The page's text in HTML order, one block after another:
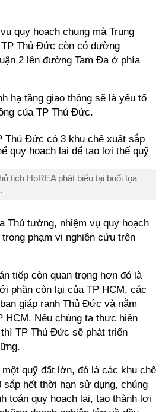
quy hoạch chung mà Trung
Thủ Đức còn có đường
2 lên đường Tam Đa ở phía
hạ tầng giao thông sẽ là yếu tố
của TP Thủ Đức.
tịch HoREA phát biểu tại buổi tọa
Thủ tướng, nhiệm vụ quy hoạch
phạm vi nghiên cứu trên
tiếp còn quan trọng hơn đó là
phần còn lại của TP HCM, các
giáp ranh Thủ Đức và nằm
HCM. Nếu chúng ta thực hiện
TP Thủ Đức sẽ phát triển
quỹ đất lớn, đó là các khu chế
sắp hết thời hạn sử dụng, chúng
toán quy hoạch lại, tạo thành lợi